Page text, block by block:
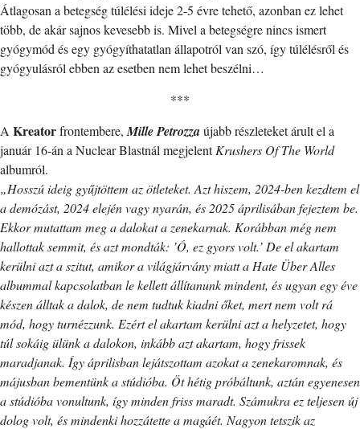
Átlagosan a betegség túlélési ideje 2-5 évre tehető, azonban ez lehet
több, de akár sajnos kevesebb is. Mivel a betegségre nincs ismert
gyógymód és egy gyógyíthatatlan állapotról van szó, így túlélésről és
gyógyulásról ebben az esetben nem lehet beszélni…
***
A Kreatorfrontembere, Mille Petrozzaújabb részleteket árult el a
január 16-án a Nuclear Blastnál megjelentKrushers Of The World
albumról.
„Hosszú ideig gyűjtöttem az ötleteket. Azt hiszem, 2024-ben kezdtem el
a demózást, 2024 elején vagy nyarán, és 2025 áprilisában fejeztem be.
Ekkor mutattam meg a dalokat a zenekarnak. Korábban még nem
hallottak semmit, és azt mondták: ’Ó, ez gyors volt.’ De el akartam
kerülni azt a szitut, amikor a világjárvány miatt a Hate Über Alles
albummal kapcsolatban le kellett állítanunk mindent, és ugyan egy éve
készen álltak a dalok, de nem tudtuk kiadni őket, mert nem volt rá
mód, hogy turnézzunk. Ezért el akartam kerülni azt a helyzetet, hogy
túl sokáig ülünk a dalokon, inkább azt akartam, hogy frissek
maradjanak. Így áprilisban lejátszottam azokat a zenekaromnak, és
májusban bementünk a stúdióba. Öt hétig próbáltunk, aztán egyenesen
a stúdióba vonultunk, így minden friss maradt. Számukra ez teljesen új
dolog volt, és mindenki hozzátette a magáét. Nagyon tetszik az